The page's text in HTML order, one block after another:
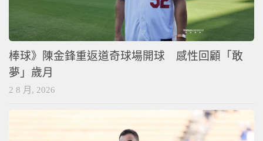
棒球》陳金鋒重返道奇球場開球 感性回顧「敢
夢」歲月